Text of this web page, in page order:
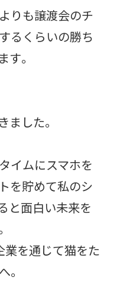
りも譲渡会のチ
るくらいの勝ち
。
ました。
イムにスマホを
を貯めて私のシ
と面白い未来を
業を通じて猫をた
。